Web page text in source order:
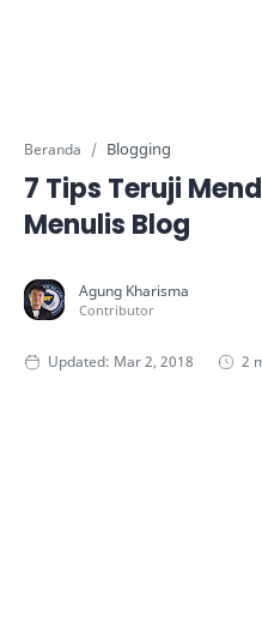
Beranda Blogging
7 Tips Teruji
Menulis Blog
2